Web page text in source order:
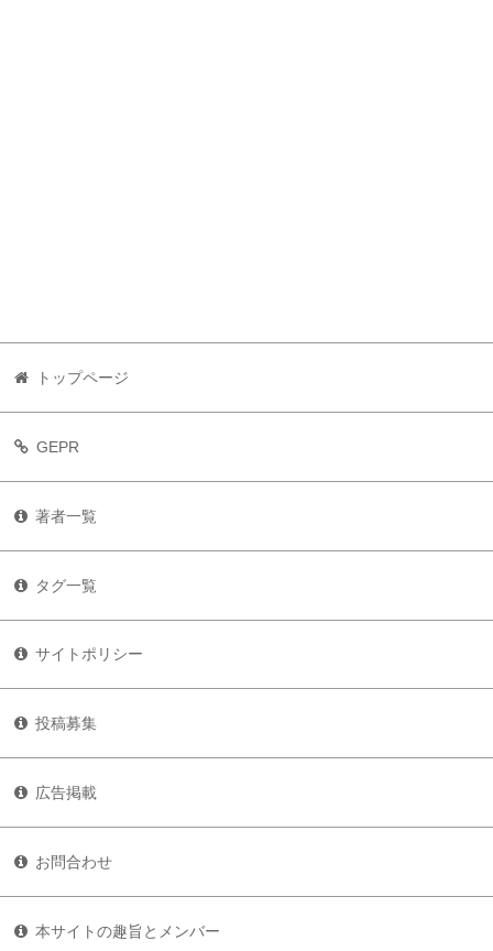
トップページ
GEPR
著者一覧
タグ一覧
サイトポリシー
投稿募集
広告掲載
お問合わせ
本サイトの趣旨とメンバー